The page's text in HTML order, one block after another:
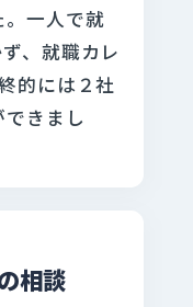
。一人で就
、就職カレ
的には２社
きまし
相談